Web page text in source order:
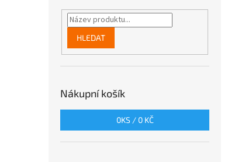
HLEDAT
Nákupní košík
0KS / 0 KČ